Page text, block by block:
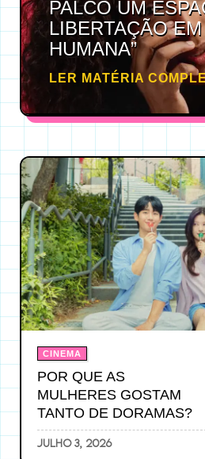
PALCO UM
LIBERTAÇÃO
HUMANA”
LER MATÉRIA
CINEMA
POR QUE AS
MULHERES GOSTAM
TANTO DE DORAMAS?
julho 3, 2026